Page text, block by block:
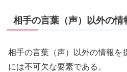
相手の言葉（声）以外の情
相手の言葉（声）以外の情報を
には不可欠な要素である。